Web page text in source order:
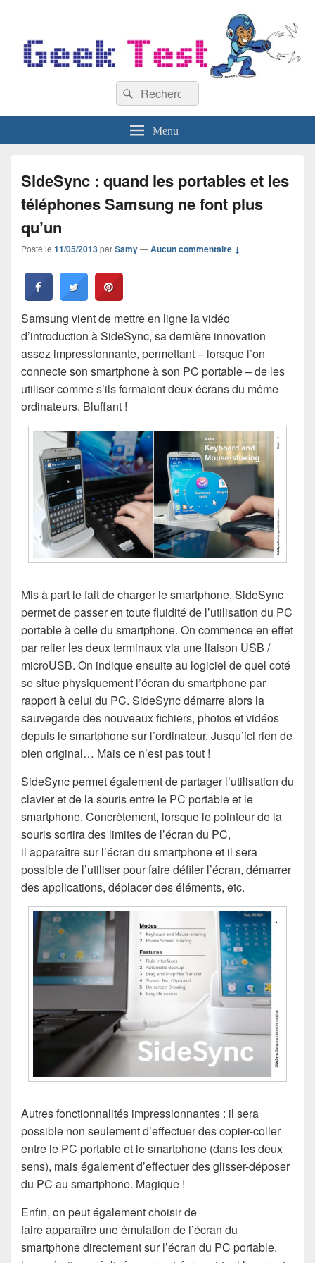
Recherche :
Rechercher
Menu
SideSync : quand les portables et les
téléphones Samsung ne font plus
qu’un
Posté le 11/05/2013parSamy—Aucun commentaire ↓
Samsung vient de mettre en ligne la vidéo
d’introduction à SideSync, sa dernière innovation
assez impressionnante, permettant – lorsque l’on
connecte son smartphone à son PC portable – de les
utiliser comme s’ils formaient deux écrans du même
ordinateurs. Bluffant !
Mis à part le fait de charger le smartphone, SideSync
permet de passer en toute fluidité de l’utilisation du PC
portable à celle du smartphone. On commence en effet
par relier les deux terminaux via une liaison USB /
microUSB. On indique ensuite au logiciel de quel coté
se situe physiquement l’écran du smartphone par
rapport à celui du PC. SideSync démarre alors la
sauvegarde des nouveaux fichiers, photos et vidéos
depuis le smartphone sur l’ordinateur. Jusqu’ici rien de
bien original… Mais ce n’est pas tout !
SideSync permet également de partager l’utilisation du
clavier et de la souris entre le PC portable et le
smartphone. Concrètement, lorsque le pointeur de la
souris sortira des limites de l’écran du PC,
il apparaître sur l’écran du smartphone et il sera
possible de l’utiliser pour faire défiler l’écran, démarrer
des applications, déplacer des éléments, etc.
Autres fonctionnalités impressionnantes : il sera
possible non seulement d’effectuer des copier-coller
entre le PC portable et le smartphone (dans les deux
sens), mais également d’effectuer des glisser-déposer
du PC au smartphone. Magique !
Enfin, on peut également choisir de
faire apparaître une émulation de l’écran du
smartphone directement sur l’écran du PC portable.